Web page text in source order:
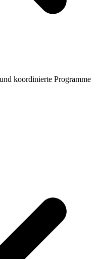
koordinierte Programme